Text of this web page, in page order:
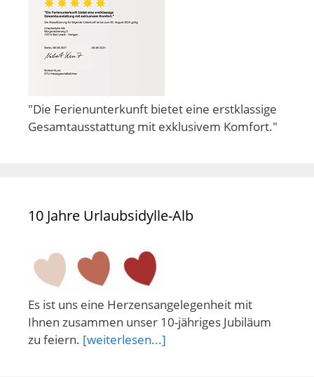
"Die Ferienunterkunft bietet eine erstklassige
Gesamtausstattung mit exklusivem Komfort."
10 Jahre Urlaubsidylle-Alb
Es ist uns eine Herzensangelegenheit mit
Ihnen zusammen unser 10-jähriges Jubiläum
zu feiern. [weiterlesen...]